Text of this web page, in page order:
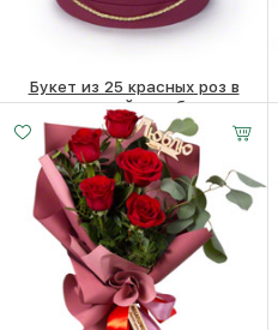
Букет из 25 красных роз в
шляпной коробке
7240₽